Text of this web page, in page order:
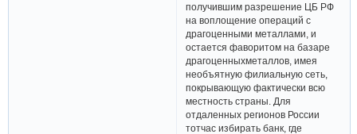
получившим разрешение ЦБ РФ
на воплощение операций с
драгоценными металлами, и
остается фаворитом на базаре
драгоценныхметаллов, имея
необъятную филиальную сеть,
покрывающую фактически всю
местность страны. Для
отдаленных регионов России
тотчас избирать банк, где